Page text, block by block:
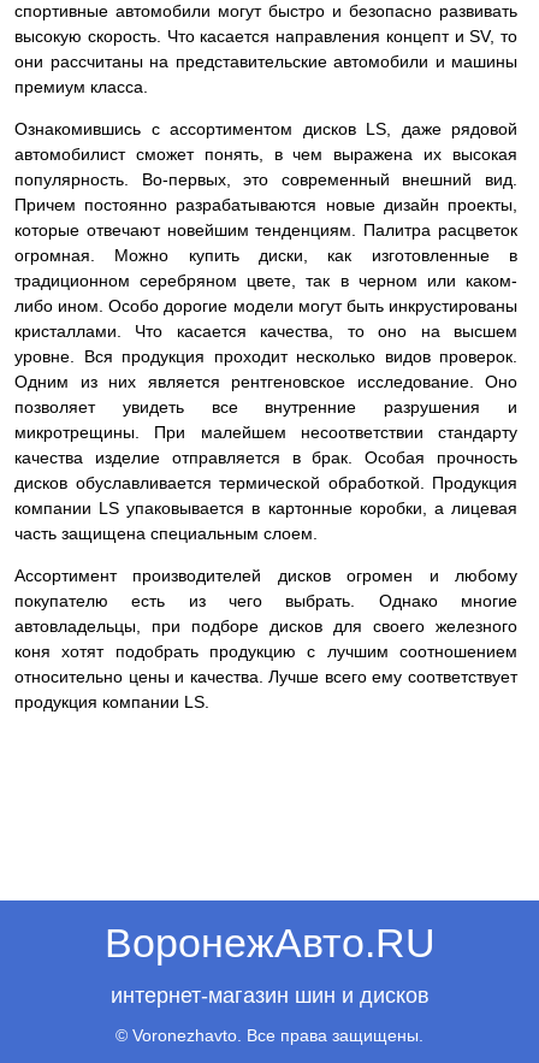
спортивные автомобили могут быстро и безопасно развивать
высокую скорость. Что касается направления концепт и SV, то
они рассчитаны на представительские автомобили и машины
премиум класса.
Ознакомившись с ассортиментом дисков LS, даже рядовой
автомобилист сможет понять, в чем выражена их высокая
популярность. Во-первых, это современный внешний вид.
Причем постоянно разрабатываются новые дизайн проекты,
которые отвечают новейшим тенденциям. Палитра расцветок
огромная. Можно купить диски, как изготовленные в
традиционном серебряном цвете, так в черном или каком-
либо ином. Особо дорогие модели могут быть инкрустированы
кристаллами. Что касается качества, то оно на высшем
уровне. Вся продукция проходит несколько видов проверок.
Одним из них является рентгеновское исследование. Оно
позволяет увидеть все внутренние разрушения и
микротрещины. При малейшем несоответствии стандарту
качества изделие отправляется в брак. Особая прочность
дисков обуславливается термической обработкой. Продукция
компании LS упаковывается в картонные коробки, а лицевая
часть защищена специальным слоем.
Ассортимент производителей дисков огромен и любому
покупателю есть из чего выбрать. Однако многие
автовладельцы, при подборе дисков для своего железного
коня хотят подобрать продукцию с лучшим соотношением
относительно цены и качества. Лучше всего ему соответствует
продукция компании LS.
ВоронежАвто.RU
интернет-магазин шин и дисков
© Voronezhavto. Все права защищены.